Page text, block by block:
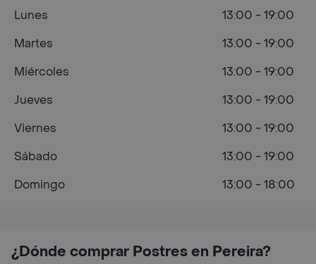
¿Dónde comprar Postres en Pereira?
Lunes
13:00 - 19:00
Martes
13:00 - 19:00
Miércoles
13:00 - 19:00
Jueves
13:00 - 19:00
Viernes
13:00 - 19:00
Sábado
13:00 - 19:00
Domingo
13:00 - 18:00